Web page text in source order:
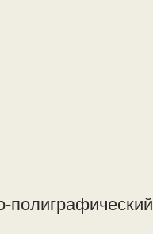
полиграфический